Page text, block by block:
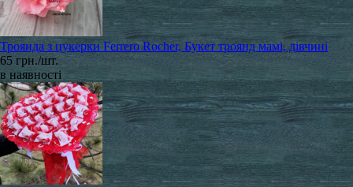
Троянда з цукерки Ferrero Rocher, Букет троянд мамі, дівчині
65 грн./шт.
в наявності